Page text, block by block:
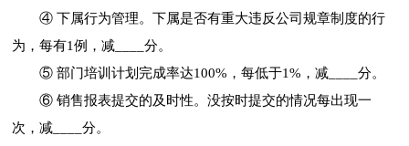
④ 下属行为管理。下属是否有重大违反公司规章制度的行
为，每有1例，减____分。
⑤ 部门培训计划完成率达100%，每低于1%，减____分。
⑥ 销售报表提交的及时性。没按时提交的情况每出现一
次，减____分。